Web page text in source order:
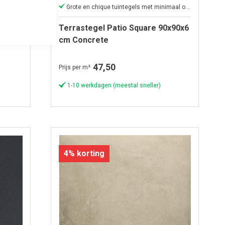
Grote en chique tuintegels met minimaal onderhoud
Terrastegel Patio Square 90x90x6
cm Concrete
Prijs per m² 47,50
1-10 werkdagen (meestal sneller)
4% korting